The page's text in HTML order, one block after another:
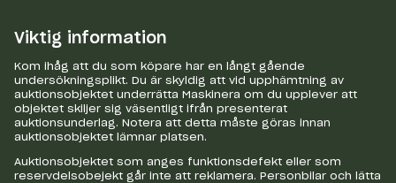
Viktig information
Kom ihåg att du som köpare har en långt gående
undersökningsplikt. Du är skyldig att vid upphämtning av
auktionsobjektet underrätta Maskinera om du upplever att
objektet skiljer sig väsentligt ifrån presenterat
auktionsunderlag. Notera att detta måste göras innan
auktionsobjektet lämnar platsen.
Auktionsobjektet som anges funktionsdefekt eller som
reservdelsobejekt går inte att reklamera. Personbilar och lätta